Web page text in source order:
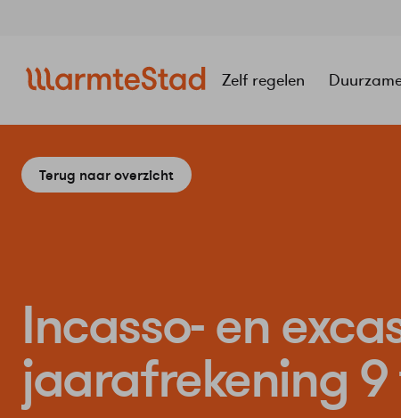
Zelf regelen
Terug naar overzicht
Incasso- en
jaarafrekening